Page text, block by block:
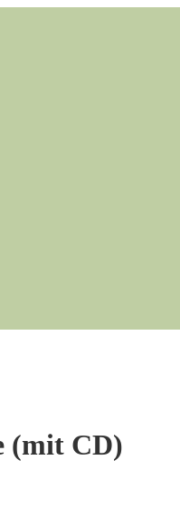
(mit CD)